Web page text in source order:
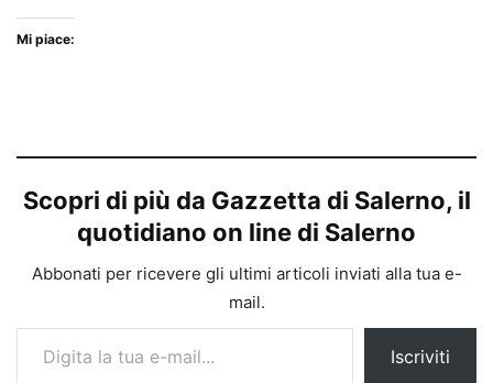
Mi piace:
Scopri di più da Gazzetta di Salerno, il
quotidiano on line di Salerno
Abbonati per ricevere gli ultimi articoli inviati alla tua e-
mail.
Digita la tua e-mail...
Iscriviti